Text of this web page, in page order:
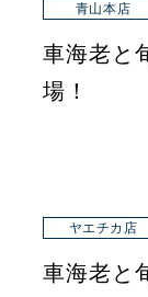
青山本店
車海老と
場！
ヤエチカ店
車海老と